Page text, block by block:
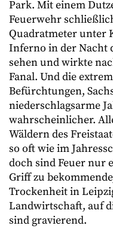
Park. Mit einem
Feuerwehr
Quadratmeter unter
Inferno in der Nacht
sehen und wirkte
Fanal. Und die
Befürchtungen,
niederschlagsarme
wahrscheinlicher.
Wäldern des
so oft wie im
doch sind Feuer nur
Griff zu
Trockenheit in
Landwirtschaft, auf
sind gravierend.